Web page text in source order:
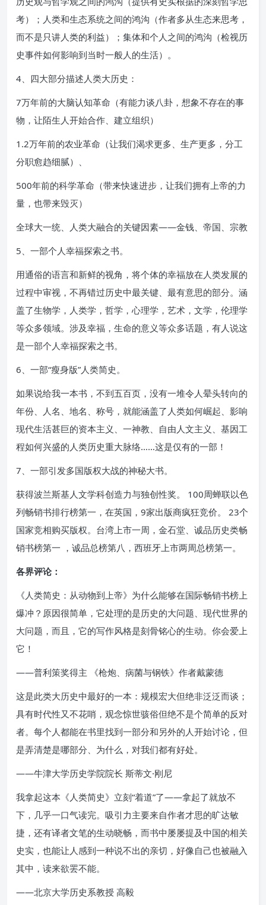
考）；人类和生态系统之间的鸿沟（作者多从生态来思考，
而不是只讲人类的利益）；集体和个人之间的鸿沟（检视历
史事件如何影响到当时一般人的生活）。
4、四大部分描述人类大历史：
7万年前的大脑认知革命（有能力谈八卦，想象不存在的事
物，让陌生人开始合作、建立组织）
1.2万年前的农业革命（让我们渴求更多、生产更多，分工
分职愈趋细腻）、
500年前的科学革命（带来快速进步，让我们拥有上帝的力
量，也带来毁灭）
全球大一统、人类大融合的关键因素——金钱、帝国、宗教
5、一部个人幸福探索之书。
用通俗的语言和新鲜的视角，将个体的幸福放在人类发展的
过程中审视，不再错过历史中最关键、最有意思的部分。涵
盖了生物学，人类学，哲学，心理学，艺术，文学，伦理学
等众多领域。涉及幸福，生命的意义等众多话题，有人说这
是一部个人幸福探索之书。
6、一部“瘦身版”人类简史。
如果说给我一本书，不到五百页，没有一堆令人晕头转向的
年份、人名、地名、称号，就能涵盖了人类如何崛起、影响
现代生活甚巨的资本主义、一神教、自由人文主义、基因工
程如何兴盛的人类历史重大脉络……这是仅有的一部！
7、一部引发多国版权大战的神秘大书。
获得波兰斯基人文学科创造力与独创性奖。 100周蝉联以色
列畅销书排行榜第一，在英国，9家出版商疯狂竞价。 23个
国家竞相购买版权。台湾上市一周，金石堂、诚品历史类畅
销书榜第一 ，诚品总榜第八，西班牙上市两周总榜第一。
各界评论：
《人类简史：从动物到上帝》为什么能够在国际畅销书榜上
爆冲？原因很简单，它处理的是历史的大问题、现代世界的
大问题，而且，它的写作风格是刻骨铭心的生动。你会爱上
它！
——普利策奖得主 《枪炮、病菌与钢铁》作者戴蒙德
这是此类大历史中最好的一本：规模宏大但绝非泛泛而谈；
具有时代性又不花哨，观念惊世骇俗但绝不是个简单的反对
者。每个人都能在书里找到一部分和另外的人开始讨论，但
是弄清楚是哪部分、为什么，对我们都有好处。
——牛津大学历史学院院长 斯蒂文·刚尼
我拿起这本《人类简史》立刻“着道”了——拿起了就放不
下，几乎一口气读完。吸引力主要来自作者才思的旷达敏
捷，还有译者文笔的生动晓畅，而书中屡屡提及中国的相关
史实，也能让人感到一种说不出的亲切，好像自己也被融入
其中，读来欲罢不能。
——北京大学历史系教授 高毅